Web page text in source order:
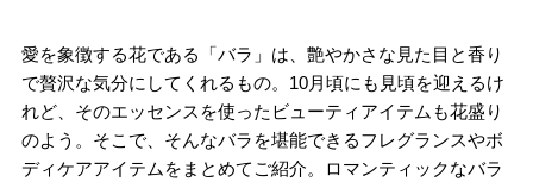
愛を象徴する花である「バラ」は、艶やかさな見た目と香り
で贅沢な気分にしてくれるもの。10月頃にも見頃を迎えるけ
れど、そのエッセンスを使ったビューティアイテムも花盛り
のよう。そこで、そんなバラを堪能できるフレグランスやボ
ディケアアイテムをまとめてご紹介。ロマンティックなバラ